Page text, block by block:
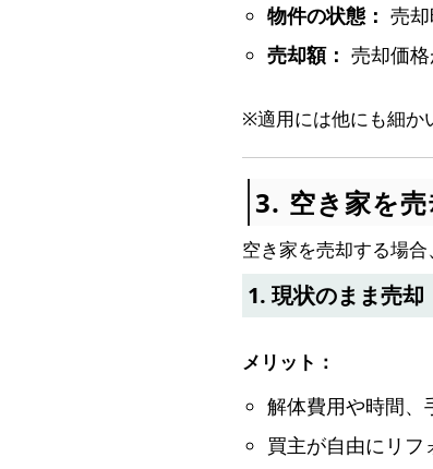
物件の状態： 売
売却額： 売却価
※適用には他にも細か
3. 空き家を
空き家を売却する場
1. 現状のまま売却
メリット：
解体費用や時間、
買主が自由にリフ